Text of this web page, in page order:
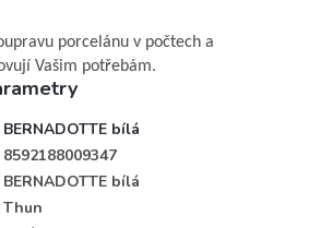
porcelánu v počtech a
Vašim potřebám.
BERNADOTTE bílá
8592188009347
BERNADOTTE bílá
Thun